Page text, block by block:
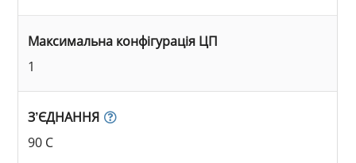
Максимальна конфігурація ЦП
1
З’ЄДНАННЯ
90 C